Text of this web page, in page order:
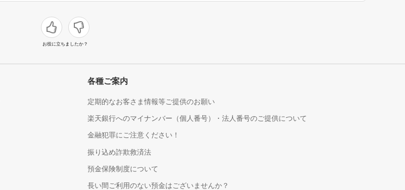
お役に立ちましたか？
各種ご案内
定期的なお客さま情報等ご提供のお願い
楽天銀行へのマイナンバー（個人番号）・法人番号のご提供について
金融犯罪にご注意ください！
振り込め詐欺救済法
預金保険制度について
長い間ご利用のない預金はございませんか？